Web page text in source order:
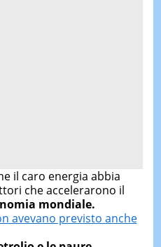
il caro energia abbia
che accelerarono il
mondiale.
avevano previsto anche